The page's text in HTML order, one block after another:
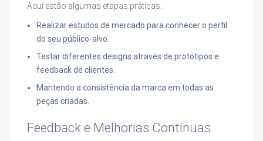
Aqui estão algumas etapas práticas:.
Realizar estudos de mercado para conhecer o perfil
do seu público-alvo.
Testar diferentes designs através de protótipos e
feedback de clientes.
Mantendo a consistência da marca em todas as
peças criadas.
Feedback e Melhorias Contínuas